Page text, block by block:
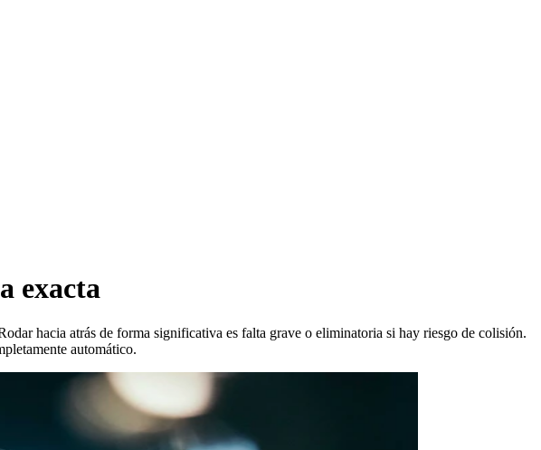
exacta
hacia atrás de forma significativa es falta grave o eliminatoria si hay riesgo de colisión.
automático.